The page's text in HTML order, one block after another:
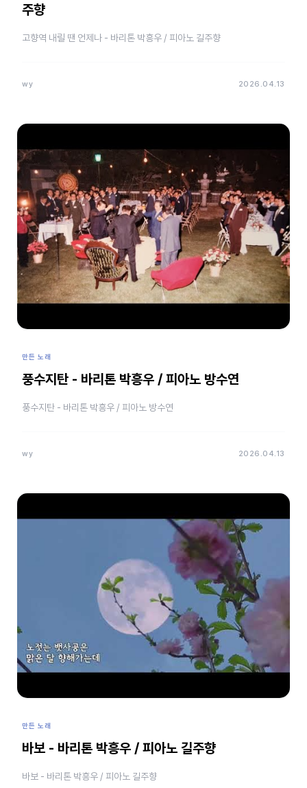
주향
고향역 내릴 땐 언제나 - 바리톤 박흥우 / 피아노 길주향
wy 2026.04.13
만든 노래
풍수지탄 - 바리톤 박흥우 / 피아노 방수연
풍수지탄 - 바리톤 박흥우 / 피아노 방수연
wy 2026.04.13
만든 노래
바보 - 바리톤 박흥우 / 피아노 길주향
바보 - 바리톤 박흥우 / 피아노 길주향